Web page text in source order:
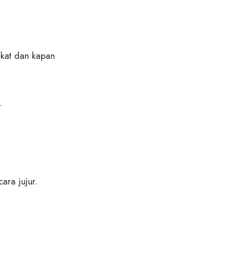
dan kapan
jujur.